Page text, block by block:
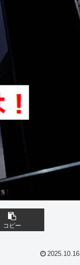
コピー
2025.10.16